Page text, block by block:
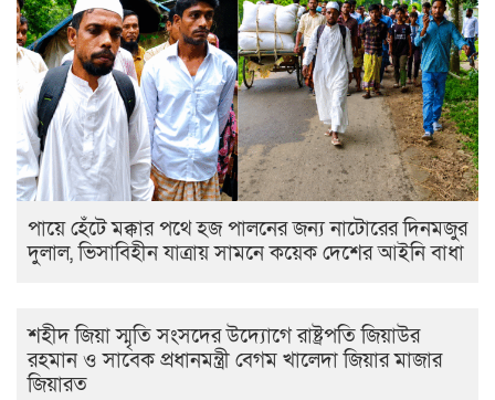
পায়ে হেঁটে মক্কার পথে হজ পালনের জন্য নাটোরের দিনমজুর
দুলাল, ভিসাবিহীন যাত্রায় সামনে কয়েক দেশের আইনি বাধা
শহীদ জিয়া স্মৃতি সংসদের উদ্যোগে রাষ্ট্রপতি জিয়াউর
রহমান ও সাবেক প্রধানমন্ত্রী বেগম খালেদা জিয়ার মাজার
জিয়ারত